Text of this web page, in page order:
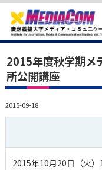
2015年度秋学期メ
所公開講座
2015-09-18
2015年10月20日（火